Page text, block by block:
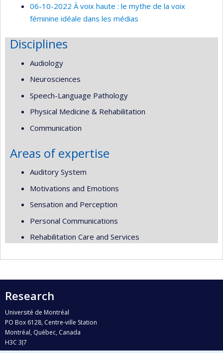
06-10-2022 À voix haute : le mythe de la voix
féminine idéale dans les médias
Disciplines
Audiology
Neurosciences
Speech-Language Pathology
Physical Medicine & Rehabilitation
Communication
Areas of expertise
Auditory System
Motivations and Emotions
Sensation and Perception
Personal Communications
Rehabilitation Care and Services
Research
Université de Montréal
PO Box 6128, Centre-ville Station
Montréal, Québec, Canada
H3C 3J7